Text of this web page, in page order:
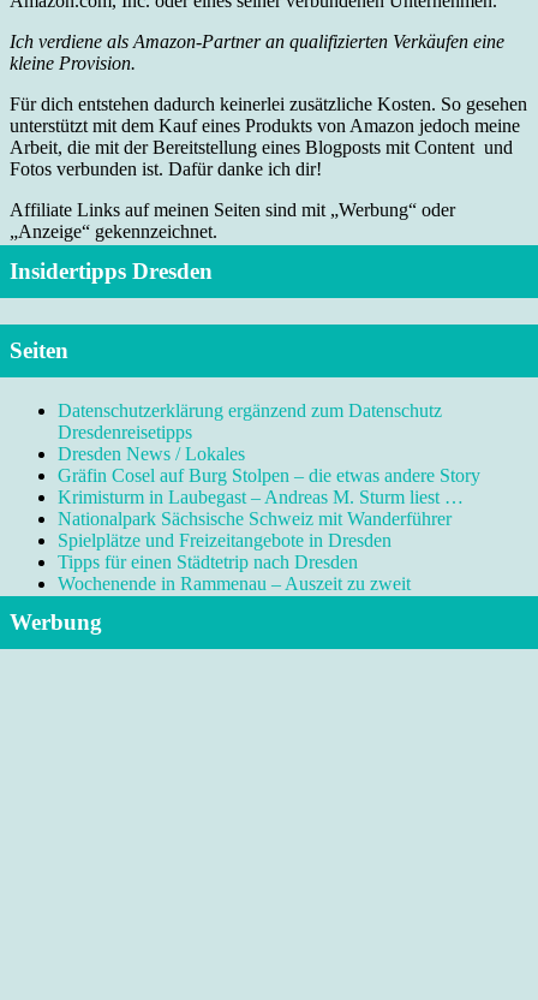
Ich verdiene als Amazon-Partner an qualifizierten Verkäufen eine
kleine Provision.
Für dich entstehen dadurch keinerlei zusätzliche Kosten. So gesehen
unterstützt mit dem Kauf eines Produkts von Amazon jedoch meine
Arbeit, die mit der Bereitstellung eines Blogposts mit Content und
Fotos verbunden ist. Dafür danke ich dir!
Affiliate Links auf meinen Seiten sind mit „Werbung“ oder
„Anzeige“ gekennzeichnet.
Insidertipps Dresden
Seiten
Datenschutzerklärung ergänzend zum Datenschutz
Dresdenreisetipps
Dresden News / Lokales
Gräfin Cosel auf Burg Stolpen – die etwas andere Story
Krimisturm in Laubegast – Andreas M. Sturm liest …
Nationalpark Sächsische Schweiz mit Wanderführer
Spielplätze und Freizeitangebote in Dresden
Tipps für einen Städtetrip nach Dresden
Wochenende in Rammenau – Auszeit zu zweit
Werbung